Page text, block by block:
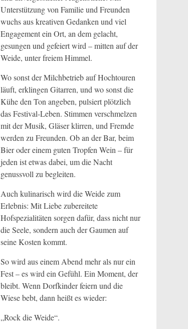
Unterstützung von Familie und Freunden
wuchs aus kreativen Gedanken und viel
Engagement ein Ort, an dem gelacht,
gesungen und gefeiert wird – mitten auf der
Weide, unter freiem Himmel.
Wo sonst der Milchbetrieb auf Hochtouren
läuft, erklingen Gitarren, und wo sonst die
Kühe den Ton angeben, pulsiert plötzlich
das Festival-Leben. Stimmen verschmelzen
mit der Musik, Gläser klirren, und Fremde
werden zu Freunden. Ob an der Bar, beim
Bier oder einem guten Tropfen Wein – für
jeden ist etwas dabei, um die Nacht
genussvoll zu begleiten.
Auch kulinarisch wird die Weide zum
Erlebnis: Mit Liebe zubereitete
Hofspezialitäten sorgen dafür, dass nicht nur
die Seele, sondern auch der Gaumen auf
seine Kosten kommt.
So wird aus einem Abend mehr als nur ein
Fest – es wird ein Gefühl. Ein Moment, der
bleibt. Wenn Dorfkinder feiern und die
Wiese bebt, dann heißt es wieder:
„Rock die Weide“.